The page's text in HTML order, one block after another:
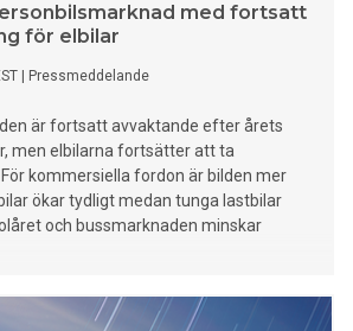
med fortsatt
för elbilar
Pressmeddelande
är fortsatt avvaktande efter årets
men elbilarna fortsätter att ta
kommersiella fordon är bilden mer
ökar tydligt medan tunga lastbilar
och bussmarknaden minskar